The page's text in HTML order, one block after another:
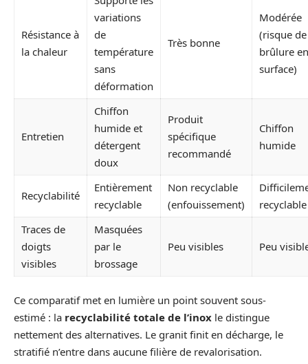
Résistance à
la chaleur
variations
de
température
sans
déformation
Très bonne
Modérée
(risque de
brûlure en
surface)
Entretien
Chiffon
humide et
détergent
doux
Produit
spécifique
recommandé
Chiffon
humide
Recyclabilité
Entièrement
recyclable
Non recyclable
(enfouissement)
recyclable
Traces de
doigts
visibles
Masquées
par le
brossage
Peu visibles Peu
Ce comparatif met en lumière un point souvent sous-
estimé : la recyclabilité totale de l’inox le distingue
nettement des alternatives. Le granit finit en décharge, le
stratifié n’entre dans aucune filière de revalorisation.